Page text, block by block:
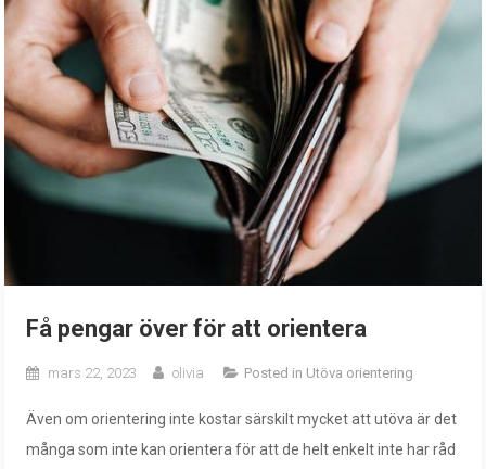
Få pengar över för att orientera
mars 22, 2023 olivia Posted in Utöva orientering
Även om orientering inte kostar särskilt mycket att utöva är det
många som inte kan orientera för att de helt enkelt inte har råd